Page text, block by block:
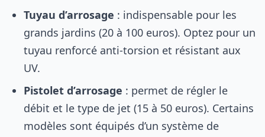
Tuyau d’arrosage : indispensable pour les
grands jardins (20 à 100 euros). Optez pour un
tuyau renforcé anti-torsion et résistant aux
UV.
Pistolet d’arrosage : permet de régler le
débit et le type de jet (15 à 50 euros). Certains
modèles sont équipés d’un système de